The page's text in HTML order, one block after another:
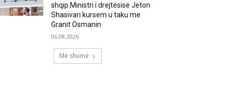
shqip.Ministri i drejtësisë Jeton
Shasivari kursem u taku me
Granit Osmanin
06.08.2026
Më shumë